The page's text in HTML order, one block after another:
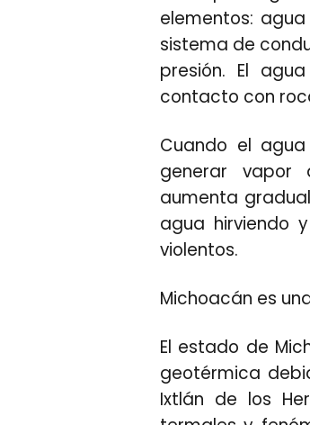
elementos:
sistema de
presión. El
contacto con
Cuando el
generar vapor
aumenta
agua hirviendo
violentos.
Michoacán es
El estado de
geotérmica
Ixtlán de los